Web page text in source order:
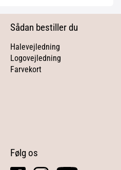
Sådan bestiller du
Halevejledning
Logovejledning
Farvekort
Følg os